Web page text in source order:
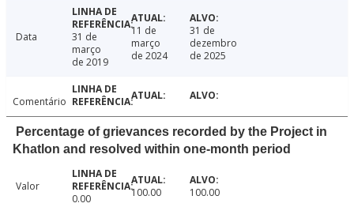
Data
31 de
março
de 2019
11 de
março
de 2024
31 de
dezembro
de 2025
Comentário
Percentage of grievances recorded by the Project in
Khatlon and resolved within one-month period
Valor
0.00
100.00 100.00